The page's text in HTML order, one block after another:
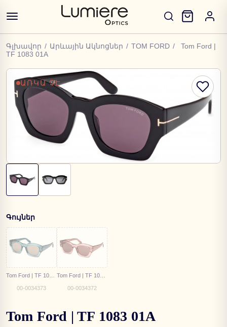
Գլխավոր / Արևային Ակնոցներ / TOM FORD /
Tom Ford |
TF 1083 01A
ԱՌԿԱ ՉԷ
Գույներ
00-0034373 00-0034372
Tom Ford | TF 1083 01A